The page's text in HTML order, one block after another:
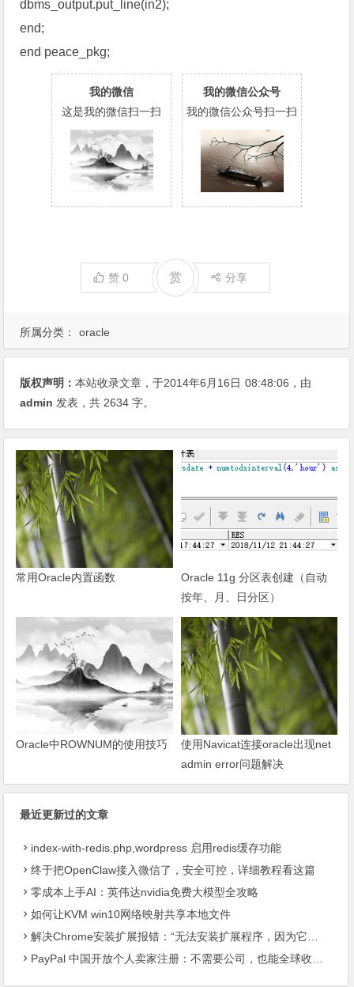
所属分类： oracle
dbms_output.put_line(in2);
end;
end peace_pkg;
我的微信
这是我的微信扫一扫
我的微信公众号
我的微信公众号扫一扫
赞0 赏 分享
版权声明：本站收录文章，于2014年6月16日 08:48:06 ，由
admin 发表，共 2634 字。
常用Oracle内置函数
Oracle 11g 分区表创建（自动
按年、月、日分区）
Oracle中ROWNUM的使用技巧
使用Navicat连接oracle出现net
admin error问题解决
最近更新过的文章
index-with-redis.php,wordpress 启用redis缓存功能
终于把OpenClaw接入微信了，安全可控，详细教程看这篇
零成本上手AI：英伟达nvidia免费大模型全攻略
如何让KVM win10网络映射共享本地文件
解决Chrome安装扩展报错：“无法安装扩展程序，因为它使用了不受支持的清单版本“
PayPal 中国开放个人卖家注册：不需要公司，也能全球收款了